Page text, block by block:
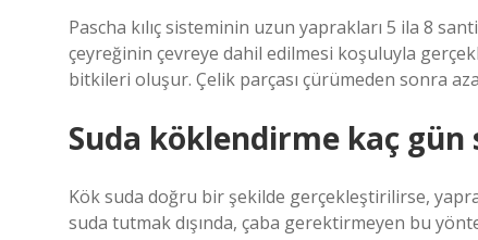
Pascha kılıç sisteminin uzun yaprakları 5 ila 8
çeyreğinin çevreye dahil edilmesi koşuluyla
bitkileri oluşur. Çelik parçası çürümeden sonra
Suda köklendirme kaç gün
Kök suda doğru bir şekilde gerçekleştirilirse,
suda tutmak dışında, çaba gerektirmeyen bu